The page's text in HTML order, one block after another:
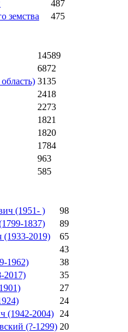
487
земства
475
14589
6872
3135
2418
2273
1821
1820
1784
963
585
(1951- )
98
1837)
89
2019)
65
43
1962)
38
2017)
35
27
24
(1942-2004)
24
(?-1299) 20